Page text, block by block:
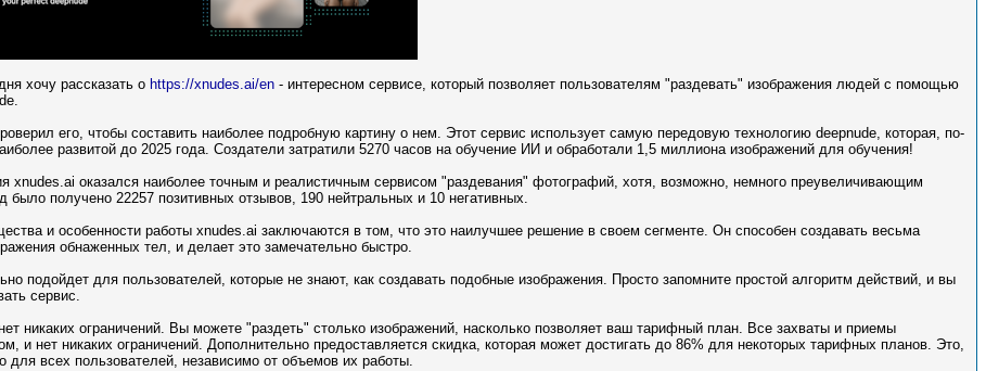
хочу рассказать о https://xnudes.ai/en - интересном сервисе, который позволяет пользователям "раздевать" изображения людей с помощью
его, чтобы составить наиболее подробную картину о нем. Этот сервис использует самую передовую технологию deepnude, которая, по-
развитой до 2025 года. Создатели затратили 5270 часов на обучение ИИ и обработали 1,5 миллиона изображений для обучения!
xnudes.ai оказался наиболее точным и реалистичным сервисом "раздевания" фотографий, хотя, возможно, немного преувеличивающим
получено 22257 позитивных отзывов, 190 нейтральных и 10 негативных.
и особенности работы xnudes.ai заключаются в том, что это наилучшее решение в своем сегменте. Он способен создавать весьма
обнаженных тел, и делает это замечательно быстро.
подойдет для пользователей, которые не знают, как создавать подобные изображения. Просто запомните простой алгоритм действий, и вы
сервис.
никаких ограничений. Вы можете "раздеть" столько изображений, насколько позволяет ваш тарифный план. Все захваты и приемы
и нет никаких ограничений. Дополнительно предоставляется скидка, которая может достигать до 86% для некоторых тарифных планов. Это,
для всех пользователей, независимо от объемов их работы.